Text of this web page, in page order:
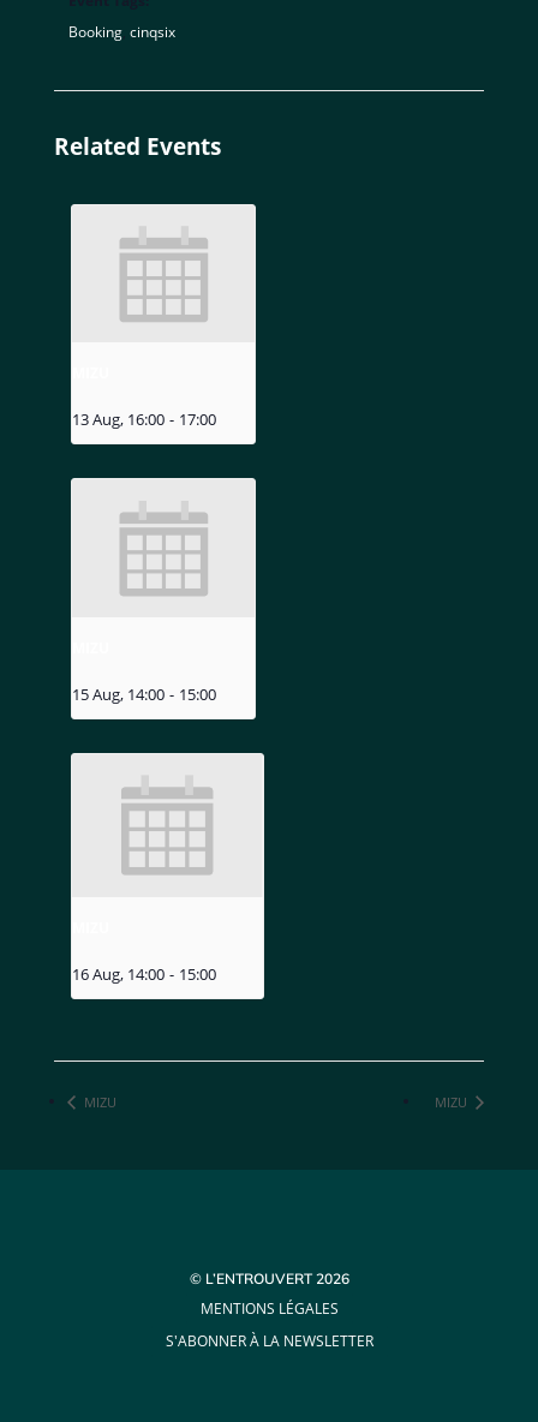
Booking, cinqsix
Related Events
13 Aug, 16:00 - 17:00
15 Aug, 14:00 - 15:00
16 Aug, 14:00 - 15:00
MIZU MIZU
© L’ENTROUVERT 2026
MENTIONS LÉGALES
S'ABONNER À LA NEWSLETTER